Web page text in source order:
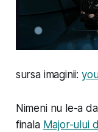
sursa imaginii:
Nimeni nu le-a
finala Major-ului